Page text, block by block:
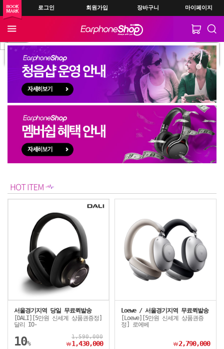
로그인 회원가입 장바구니 마이페이지
서울경기지역 당일 무료퀵발송
[DALI][5만원 신세계 상품권증정]
달리 IO-
10%
1,590,000
￦1,430,000
Loewe / 서울경기지역 무료퀵발송
[Loewe][5만원 신세계 상품권증
정] 로에베
￦2,790,000